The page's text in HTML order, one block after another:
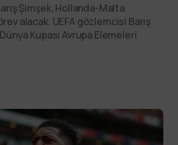
Şimşek, Hollanda-Malta
alacak. UEFA gözlemcisi Barış
Kupası Avrupa Elemeleri